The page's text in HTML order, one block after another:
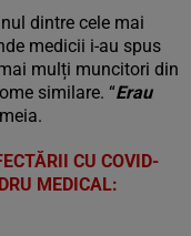
dintre cele mai
medicii i-au spus
mulți muncitori din
similare. “Erau
CU COVID-
MEDICAL: